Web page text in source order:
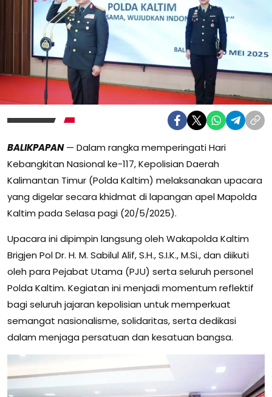
BALIKPAPAN— Dalam rangka memperingati Hari
Kebangkitan Nasional ke-117, Kepolisian Daerah
Kalimantan Timur (Polda Kaltim) melaksanakan upacara
yang digelar secara khidmat di lapangan apel Mapolda
Kaltim pada Selasa pagi (20/5/2025).
Upacara ini dipimpin langsung oleh Wakapolda Kaltim
Brigjen Pol Dr. H. M. Sabilul Alif, S.H., S.I.K., M.Si., dan diikuti
oleh para Pejabat Utama (PJU) serta seluruh personel
Polda Kaltim. Kegiatan ini menjadi momentum reflektif
bagi seluruh jajaran kepolisian untuk memperkuat
semangat nasionalisme, solidaritas, serta dedikasi
dalam menjaga persatuan dan kesatuan bangsa.